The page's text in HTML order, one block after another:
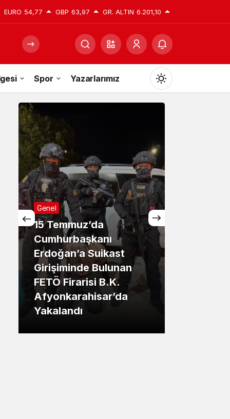
EURO 54,77 GBP 63,97 GR. ALTIN 6.201,10
Spor Yazarlarımız
Mod
değiştir
Gündüz Modu
Gündüz modunu seçin.
Gece Modu
Gece modunu seçin.
Sistem Modu
Sistem modunu seçin.
Genel
15 Temmuz’da
Cumhurbaşkanı
Erdoğan’a Suikast
Girişiminde Bulunan
FETÖ Firarisi B.K.
Afyonkarahisar’da
Yakalandı